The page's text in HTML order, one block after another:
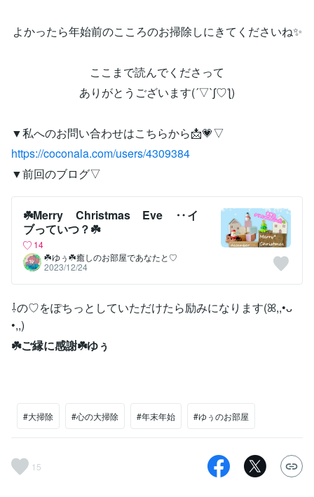
よかったら年始前のこころのお掃除しにきてくださいね✨
ここまで読んでくださって
ありがとうございます(´▽`ʃ♡ƪ)
▼私へのお問い合わせはこちらから📩💗▽
https://coconala.com/users/4309384
▼前回のブログ▽
☘️Merry Christmas Eve ‥イ
ブっていつ？☘️
14
‪☘️ゆぅ☘️癒しのお部屋であなたと♡
2023/12/24
⇩の♡をぽちっとしていただけたら励みになります(ꕤ,,•ᴗ
•,,)
☘️ご縁に感謝☘️ゆぅ
#大掃除 #心の大掃除 #年末年始 #ゆぅのお部屋
15